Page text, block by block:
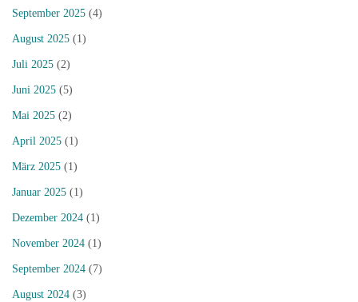
September 2025 (4)
August 2025 (1)
Juli 2025 (2)
Juni 2025 (5)
Mai 2025 (2)
April 2025 (1)
März 2025 (1)
Januar 2025 (1)
Dezember 2024 (1)
November 2024 (1)
September 2024 (7)
August 2024 (3)